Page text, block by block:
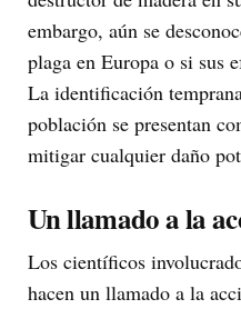
embargo, aún se
plaga en Europa o si sus
La identificación
población se presentan
mitigar cualquier daño
Un llamado a la
Los científicos
hacen un llamado a la